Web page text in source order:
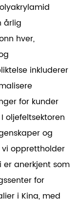
årlig
hver,
inkluderer
for kunder
oljefeltsektoren
og
opprettholder
er anerkjent som
for
i Kina, med